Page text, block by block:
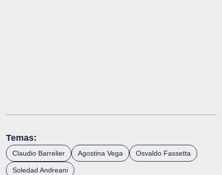
Temas:
Claudio Barrelier Agostina Vega Osvaldo Fassetta
Soledad Andreani